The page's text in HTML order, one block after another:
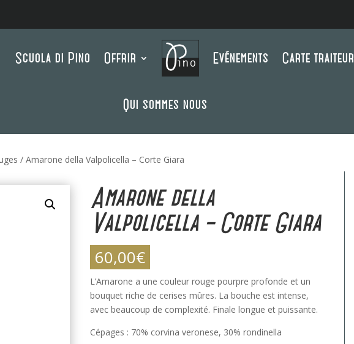
Scuola di Pino Offrir Evénements Carte traiteur
Qui sommes nous
/ Amarone della Valpolicella – Corte Giara
Amarone della
Valpolicella – Corte Giara
60,00€
L’Amarone a une couleur rouge pourpre profonde et un
bouquet riche de cerises mûres. La bouche est intense,
avec beaucoup de complexité. Finale longue et puissante.
Cépages : 70% corvina veronese, 30% rondinella